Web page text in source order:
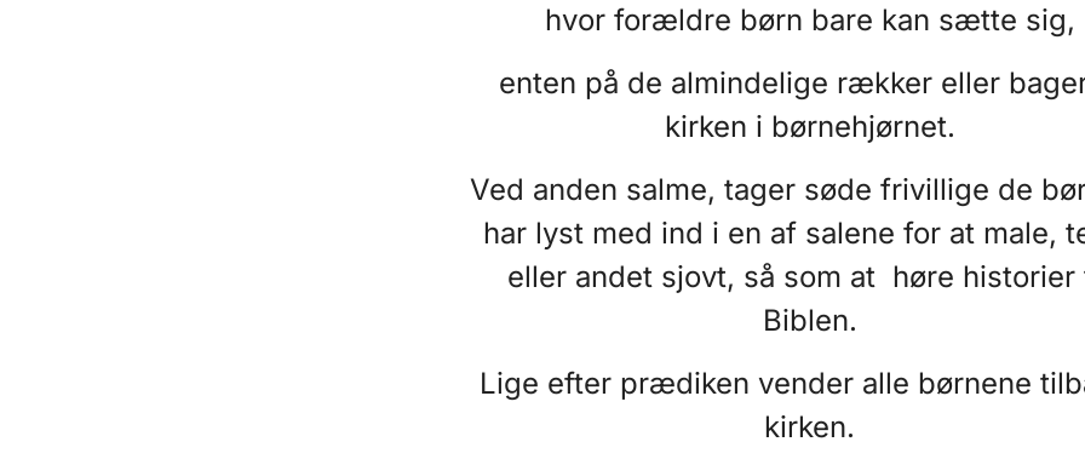
hvor forældre børn bare kan sætte sig,
enten på de almindelige rækker eller
kirken i børnehjørnet.
Ved anden salme, tager søde frivillige de
har lyst med ind i en af salene for at male,
eller andet sjovt, så som at høre historier
Biblen.
Lige efter prædiken vender alle børnene
kirken.